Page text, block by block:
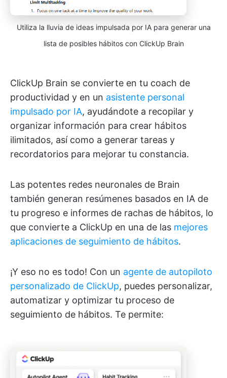
Utiliza la lluvia de ideas impulsada por IA para generar una
lista de posibles hábitos con ClickUp Brain
ClickUp Brain se convierte en tu coach de
productividad y en un asistente personal
impulsado por IA, ayudándote a recopilar y
organizar información para crear hábitos
ilimitados, así como a generar tareas y
recordatorios para mejorar tu constancia.
Las potentes redes neuronales de Brain
también generan resúmenes basados en IA de
tu progreso e informes de rachas de hábitos, lo
que convierte a ClickUp en una de las mejores
aplicaciones de seguimiento de hábitos.
¡Y eso no es todo! Con un agente de autopiloto
personalizado de ClickUp, puedes personalizar,
automatizar y optimizar tu proceso de
seguimiento de hábitos. Te permite: